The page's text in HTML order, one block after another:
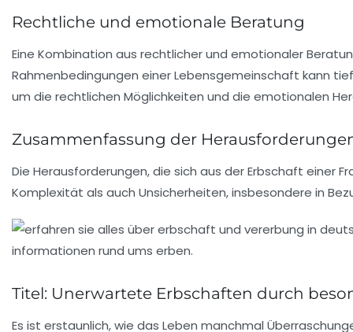
Rechtliche und emotionale Beratung
Eine Kombination aus rechtlicher und emotionaler
Rahmenbedingungen einer Lebensgemeinschaft kann
um die rechtlichen Möglichkeiten und die emotionalen
Zusammenfassung der
Die Herausforderungen, die sich aus der Erbschaft einer
Komplexität als auch Unsicherheiten, insbesondere in
Titel: Unerwartete Erbschaften durch
Es ist erstaunlich, wie das Leben manchmal